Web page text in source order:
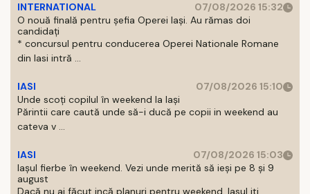
INTERNATIONAL
07/08/2026 15:32
O nouă finală pentru șefia Operei Iași. Au rămas doi
candidați
* concursul pentru conducerea Operei Nationale Romane
din Iasi intră ...
IASI
07/08/2026 15:10
Unde scoți copilul în weekend la Iași
Părintii care caută unde să-i ducă pe copii in weekend au
cateva v ...
IASI
07/08/2026 15:03
Iașul fierbe în weekend. Vezi unde merită să ieși pe 8 și 9
august
Dacă nu ai făcut incă planuri pentru weekend, Iasul iti